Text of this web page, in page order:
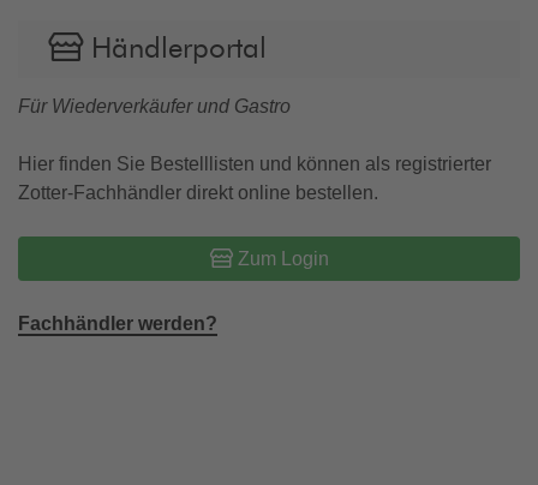
Händlerportal
Für Wiederverkäufer und Gastro
Hier finden Sie Bestelllisten und können als registrierter
Zotter-Fachhändler direkt online bestellen.
Zum Login
Fachhändler werden?